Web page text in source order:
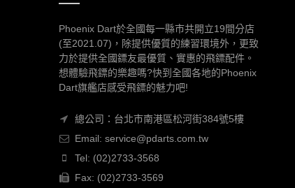
Phoenix Dart於全國每一縣市共開立19間分店
(至2021.07)，除提供優質的練習環境外，更致
力於提供全國鏢友最優質、實惠的飛鏢配件。
想體驗飛鏢的樂趣嗎?快到全國各地的Phoenix
Dart旗艦店感受飛鏢的魅力吧!
總公司：台北市南港區松河街384號5樓
Email: service@pdarts.com.tw
Tel: (02)2733-3568
Fax: (02)2733-3569